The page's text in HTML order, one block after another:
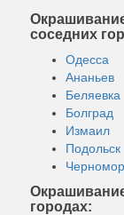
соседних
Одесса
Ананьев
Беляевка
Болград
Измаил
Подольск
городах: